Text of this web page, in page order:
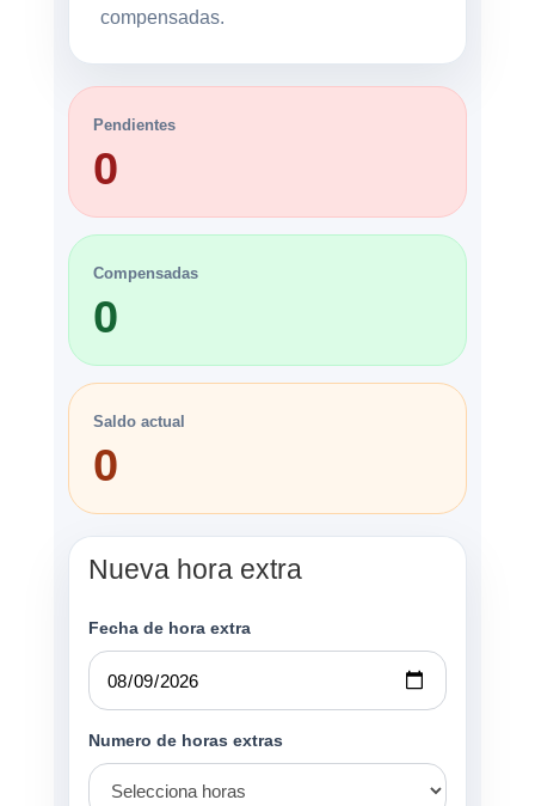
compensadas.
Pendientes
0
Compensadas
0
Saldo actual
0
Nueva hora extra
Fecha de hora extra
Numero de horas extras